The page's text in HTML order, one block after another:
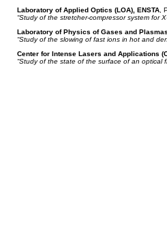
Laboratory of Applied Optics (LOA), ENSTA ,
“Study of the stretcher-compressor system for
Laboratory of Physics of Gases and
“Study of the slowing of fast ions in hot and
Center for Intense Lasers and Applications
“Study of the state of the surface of an optical